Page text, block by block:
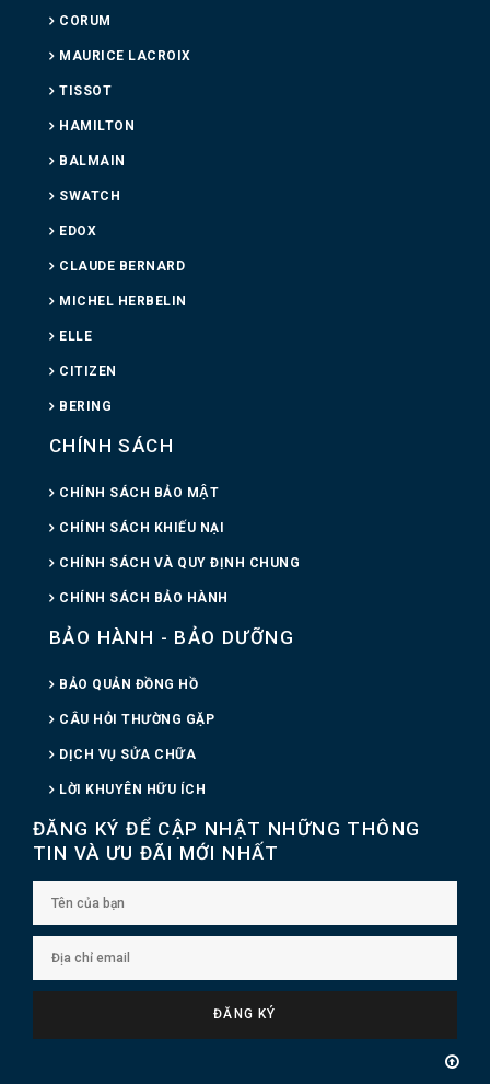
CORUM
MAURICE LACROIX
TISSOT
HAMILTON
BALMAIN
SWATCH
EDOX
CLAUDE BERNARD
MICHEL HERBELIN
ELLE
CITIZEN
BERING
CHÍNH SÁCH
CHÍNH SÁCH BẢO MẬT
CHÍNH SÁCH KHIẾU NẠI
CHÍNH SÁCH VÀ QUY ĐỊNH CHUNG
CHÍNH SÁCH BẢO HÀNH
BẢO HÀNH - BẢO DƯỠNG
BẢO QUẢN ĐỒNG HỒ
CÂU HỎI THƯỜNG GẶP
DỊCH VỤ SỬA CHỮA
LỜI KHUYÊN HỮU ÍCH
ĐĂNG KÝ ĐỂ CẬP NHẬT NHỮNG THÔNG
TIN VÀ ƯU ĐÃI MỚI NHẤT
ĐĂNG KÝ